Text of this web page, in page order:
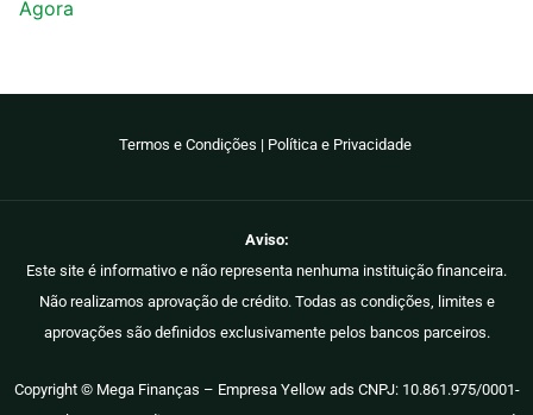
Agora
Termos e Condições | Política e Privacidade
Aviso:
Este site é informativo e não representa nenhuma instituição financeira.
Não realizamos aprovação de crédito. Todas as condições, limites e
aprovações são definidos exclusivamente pelos bancos parceiros.
Copyright © Mega Finanças – Empresa Yellow ads CNPJ: 10.861.975/0001-